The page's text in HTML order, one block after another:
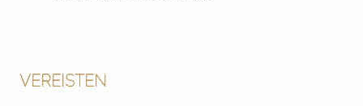
VEREISTEN